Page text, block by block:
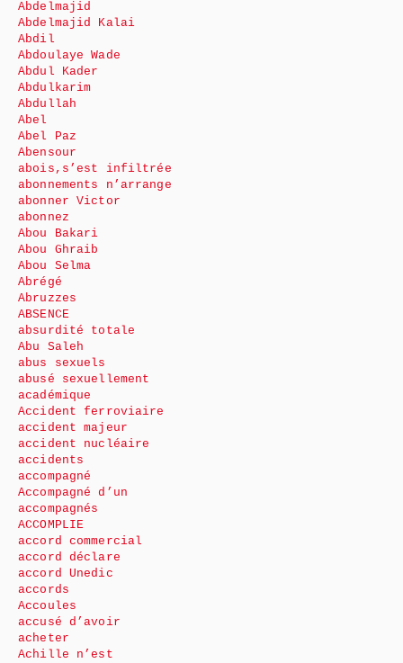
Abdelmajid
Abdelmajid Kalai
Abdil
Abdoulaye Wade
Abdul Kader
Abdulkarim
Abdullah
Abel
Abel Paz
Abensour
abois,s’est infiltrée
abonnements n’arrange
abonner Victor
abonnez
Abou Bakari
Abou Ghraib
Abou Selma
Abrégé
Abruzzes
ABSENCE
absurdité totale
Abu Saleh
abus sexuels
abusé sexuellement
académique
Accident ferroviaire
accident majeur
accident nucléaire
accidents
accompagné
Accompagné d’un
accompagnés
ACCOMPLIE
accord commercial
accord déclare
accord Unedic
accords
Accoules
accusé d’avoir
acheter
Achille n’est